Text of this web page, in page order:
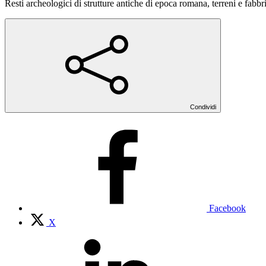
Resti archeologici di strutture antiche di epoca romana, terreni e
Condividi
Facebook
X